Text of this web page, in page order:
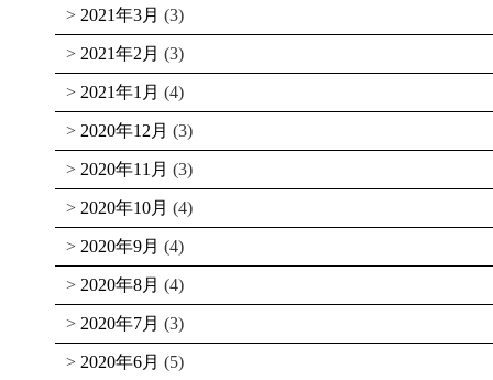
2021年3月 (3)
2021年2月 (3)
2021年1月 (4)
2020年12月 (3)
2020年11月 (3)
2020年10月 (4)
2020年9月 (4)
2020年8月 (4)
2020年7月 (3)
2020年6月 (5)